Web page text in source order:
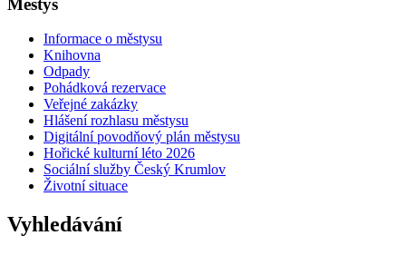
Městys
Informace o městysu
Knihovna
Odpady
Pohádková rezervace
Veřejné zakázky
Hlášení rozhlasu městysu
Digitální povodňový plán městysu
Hořické kulturní léto 2026
Sociální služby Český Krumlov
Životní situace
Vyhledávání